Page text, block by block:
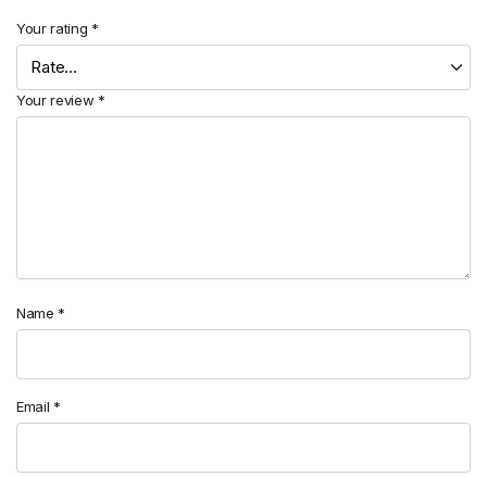
Your rating *
Your review *
Name *
Email *